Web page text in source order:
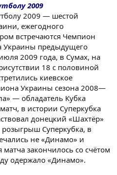
2009
2009 — шестой
ежегодного
встречаются Чемпион
Украины предыдущего
2009 года, в Сумах, на
18 с половиной
киевское
Украины сезона 2008—
— обладатель Кубка
в истории Суперкубка
донецкий «Шахтёр»
Суперкубка, в
не «Динамо» и
закончилось со счётом
одержало «Динамо».